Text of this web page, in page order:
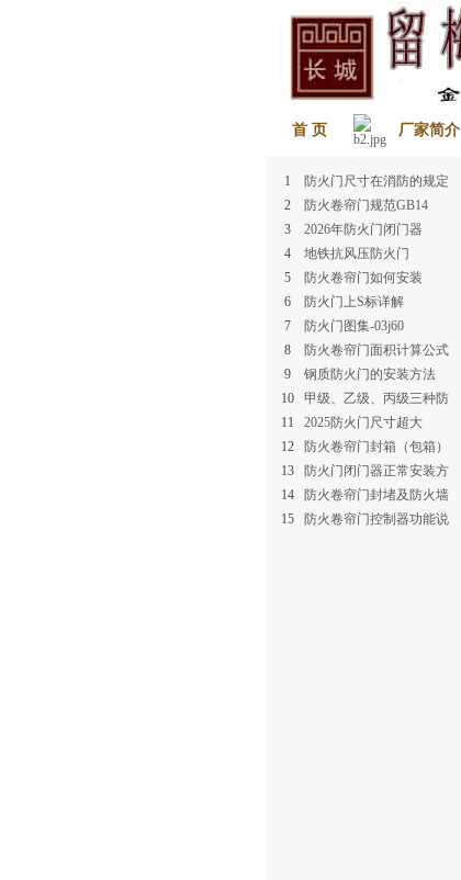
首 页 厂家简介
1
防火门尺寸在消防的规定
2
防火卷帘门规范GB14
3
2026年防火门闭门器
4
地铁抗风压防火门
5
防火卷帘门如何安装
6
防火门上S标详解
7
防火门图集-03j60
8
防火卷帘门面积计算公式
9
钢质防火门的安装方法
10
甲级、乙级、丙级三种防
11
2025防火门尺寸超大
12
防火卷帘门封箱（包箱）
13
防火门闭门器正常安装方
14
防火卷帘门封堵及防火墙
15
防火卷帘门控制器功能说